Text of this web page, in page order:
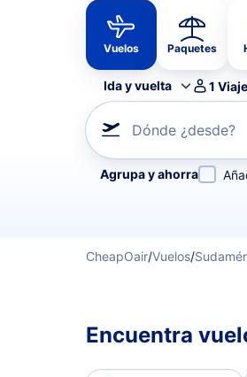
Vuelos Paquetes
Ida y vuelta 1
Dónde ¿desde?
Refina tu búsqueda por
Agrupa y ahorra
CheapOair/Vuelos/
Encuentra